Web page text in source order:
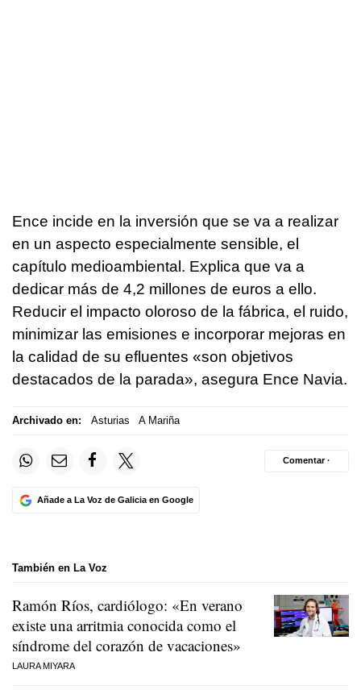
Ence incide en la inversión que se va a realizar
en un aspecto especialmente sensible, el
capítulo medioambiental. Explica que va a
dedicar más de 4,2 millones de euros a ello.
Reducir el impacto oloroso de la fábrica, el ruido,
minimizar las emisiones e incorporar mejoras en
la calidad de su efluentes «son objetivos
destacados de la parada», asegura Ence Navia.
Archivado en: Asturias A Mariña
Añade a La Voz de Galicia en Google
Comentar ·
También en La Voz
Ramón Ríos, cardiólogo: «En verano
existe una arritmia conocida como el
síndrome del corazón de vacaciones»
LAURA MIYARA